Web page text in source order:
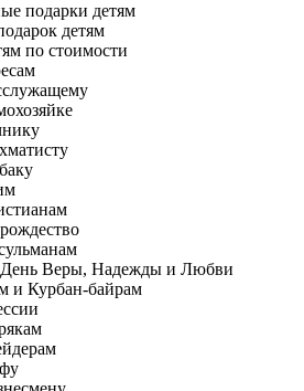
подарки детям
детям
по стоимости
Веры, Надежды и Любви
и Курбан-байрам